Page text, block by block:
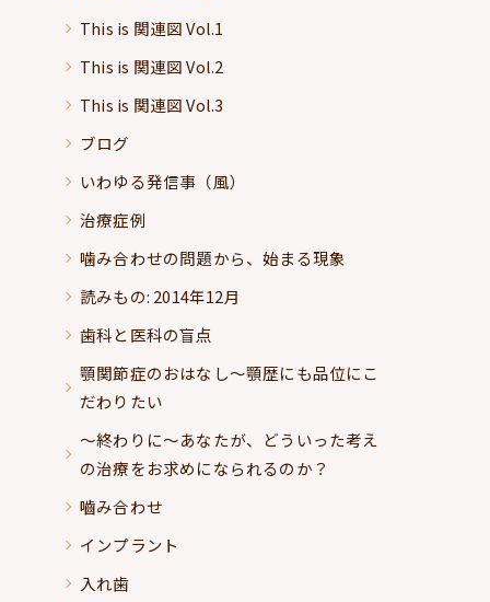
This is 関連図 Vol.1
This is 関連図 Vol.2
This is 関連図 Vol.3
ブログ
いわゆる発信事（風）
治療症例
噛み合わせの問題から、始まる現象
読みもの: 2014年12月
歯科と医科の盲点
顎関節症のおはなし～顎歴にも品位にこ
だわりたい
～終わりに～あなたが、どういった考え
の治療をお求めになられるのか？
嚙み合わせ
インプラント
入れ歯